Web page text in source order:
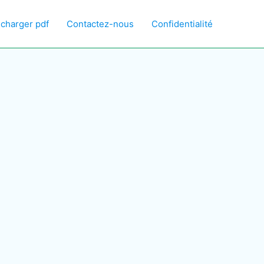
pdf Contactez-nous Confidentialité